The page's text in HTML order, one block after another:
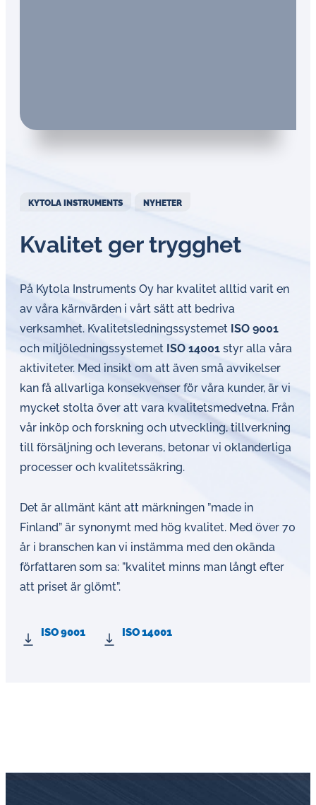
KYTOLA INSTRUMENTS NYHETER
Kvalitet ger trygghet
På Kytola Instruments Oy har kvalitet alltid varit en
av våra kärnvärden i vårt sätt att bedriva
verksamhet. Kvalitetsledningssystemet ISO 9001
och miljöledningssystemet ISO 14001 styr alla våra
aktiviteter. Med insikt om att även små avvikelser
kan få allvarliga konsekvenser för våra kunder, är vi
mycket stolta över att vara kvalitetsmedvetna. Från
vår inköp och forskning och utveckling, tillverkning
till försäljning och leverans, betonar vi oklanderliga
processer och kvalitetssäkring.
Det är allmänt känt att märkningen ”made in
Finland” är synonymt med hög kvalitet. Med över 70
år i branschen kan vi instämma med den okända
författaren som sa: ”kvalitet minns man långt efter
att priset är glömt”.
ISO 9001 ISO 14001